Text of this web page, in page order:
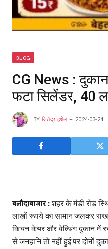
BLOG
CG News :
फटा सिलेंडर, 40
BY जितेंद्र हथेल 2024-03-24
बलौदाबाजार :शहर के मंडी रोड
लाखों रूपये का सामान जलकर राख
किचन केयर और वेल्डिंग दुकान में
से जनहानि तो नहीं हुई पर दोनों